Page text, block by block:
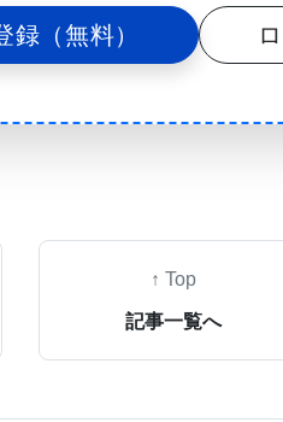
助けてくれる可能性に興奮
能するのかについてはよく
スのツールを利用した結果
している。このアイデア
一部を高速化し、彼らの生
かもしれないということだ
を向上させる可能性がある
録（無料）
↑ Top
記事一覧へ